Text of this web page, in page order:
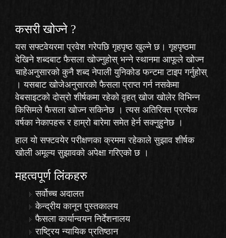
कसरी खोज्‍ने ?
यस सफ्टवेयरमा प्रवेश गरेपछि गृहपृष्ठ खुल्ने छ। गृहपृष्ठमा
देखिने शब्दबाट फैसला खोज्नुहोस् भन्ने स्थानमा आफूले खोज्न
चाहेअनुसारको कुनै शब्द नेपाली युनिकोड फन्टमा टाइप गर्नुहोस्
। यसबाट खोजेअनुसारको फैसला प्राप्त गर्न नसकेमा
वेबसाइटको दोस्रो शीर्षकमा रहेकोवृहत् खोज खोलेर विभिन्न
किसिमले फैसला खोज्न सकिनेछ । त्यस अतिरिक्त प्रत्येक
वर्षका नेकापहरू र हाम्रो बारेमा समेत हेर्न सक्नुहुनेछ ।
हाल यो सफ्टवयेर परीक्षणका क्रममा रहेकालेसुझाव शीर्षक
खोली अमूल्य सुझावको अपेक्षा गरिएको छ ।
महत्वपूर्ण लिंकहरु
सर्वोच्च अदालत
केन्द्रीय कानून पुस्तकालय
फैसला कार्यान्वयन निर्देशनालय
राष्ट्रिय न्यायिक प्रतिष्ठान